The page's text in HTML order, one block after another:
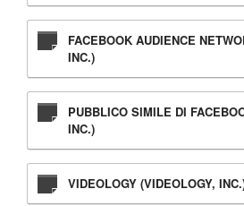
FACEBOOK AUDIENCE
INC.)
PUBBLICO SIMILE DI
INC.)
VIDEOLOGY (VIDEOLOGY,